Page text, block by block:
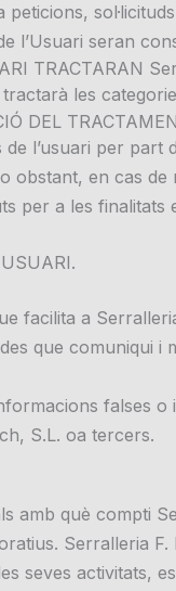
l’Usuari seran
TRACTARAN
les
DEL
de l’usuari per
obstant, en cas
per a les
facilita a
que comuniqui
falses
S.L. oa tercers.
amb què compti
Serralleria
seves activitats,